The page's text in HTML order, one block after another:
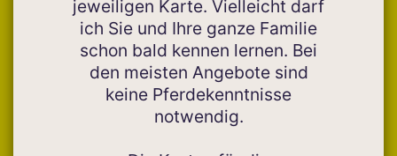
jeweiligen Karte. Vielleicht darf
ich Sie und Ihre ganze Familie
schon bald kennen lernen. Bei
den meisten Angebote sind
keine Pferdekenntnisse
notwendig.